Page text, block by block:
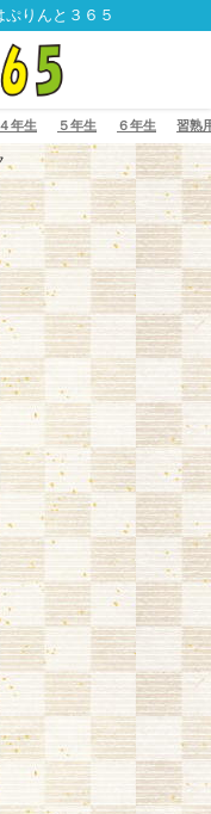
りんと３６５
４年生 ５年生 ６年生 習熟